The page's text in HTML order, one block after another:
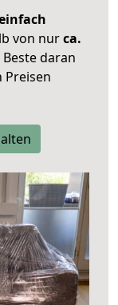
von nurca.
daran
Preisen